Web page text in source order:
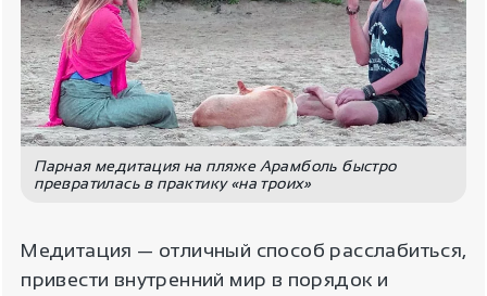
Парная медитация на пляже Арамболь быстро
превратилась в практику «на троих»
Медитация — отличный способ расслабиться,
привести внутренний мир в порядок и